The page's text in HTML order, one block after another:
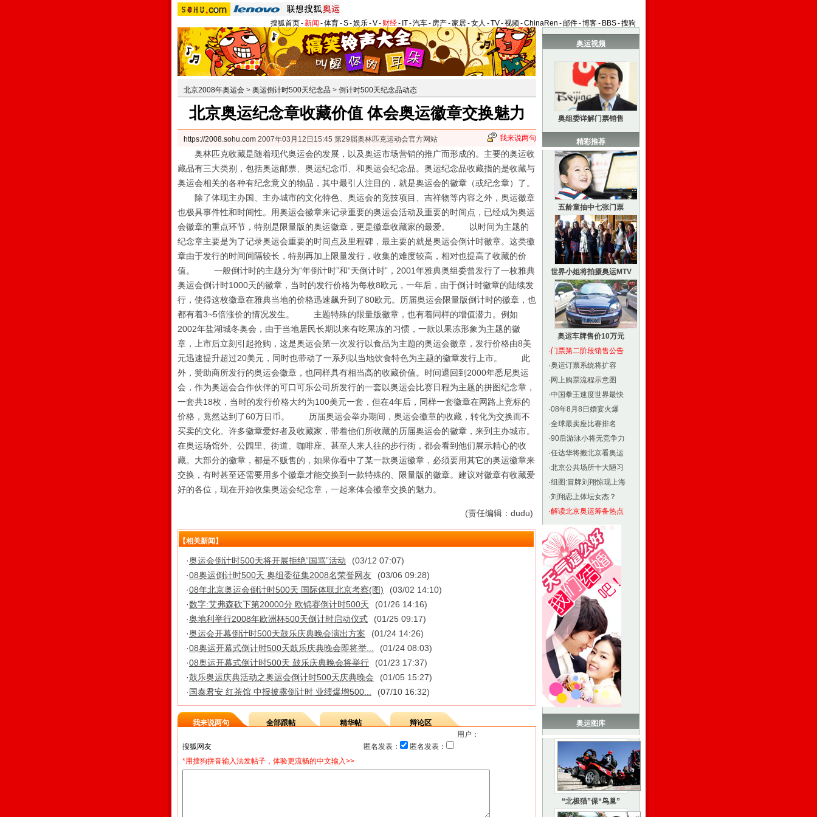
搜狐首页-新闻 -体育-S-娱乐-V- 财经- IT-汽车- 房产-家居-女人 -TV-视频-ChinaRen -邮件-博客- BBS-搜狗
北京2008年奥运会 > 奥运倒计时500天纪念品 > 倒计时500天纪念品动态
北京奥运纪念章收藏价值 体会奥运徽章交换魅力
https://2008.sohu.com 2007年03月12日15:45 第29届奥林匹克运动会官方网站 我来说两句
奥林匹克收藏是随着现代奥运会的发展，以及奥运市场营销的推广而形成的。主要的奥运收
藏品有三大类别，包括奥运邮票、奥运纪念币、和奥运会纪念品。奥运纪念品收藏指的是收藏与
奥运会相关的各种有纪念意义的物品，其中最引人注目的，就是奥运会的徽章（或纪念章）了。
除了体现主办国、主办城市的文化特色、奥运会的竞技项目、吉祥物等内容之外，奥运徽章
也极具事件性和时间性。用奥运会徽章来记录重要的奥运会活动及重要的时间点，已经成为奥运
会徽章的重点环节，特别是限量版的奥运徽章，更是徽章收藏家的最爱。 以时间为主题的
纪念章主要是为了记录奥运会重要的时间点及里程碑，最主要的就是奥运会倒计时徽章。这类徽
章由于发行的时间间隔较长，特别再加上限量发行，收集的难度较高，相对也提高了收藏的价
值。 一般倒计时的主题分为“年倒计时”和“天倒计时”，2001年雅典奥组委曾发行了一枚雅典
奥运会倒计时1000天的徽章，当时的发行价格为每枚8欧元，一年后，由于倒计时徽章的陆续发
行，使得这枚徽章在雅典当地的价格迅速飙升到了80欧元。历届奥运会限量版倒计时的徽章，也
都有着3~5倍涨价的情况发生。 主题特殊的限量版徽章，也有着同样的增值潜力。例如
2002年盐湖城冬奥会，由于当地居民长期以来有吃果冻的习惯，一款以果冻形象为主题的徽
章，上市后立刻引起抢购，这是奥运会第一次发行以食品为主题的奥运会徽章，发行价格由8美
元迅速提升超过20美元，同时也带动了一系列以当地饮食特色为主题的徽章发行上市。 此
外，赞助商所发行的奥运会徽章，也同样具有相当高的收藏价值。时间退回到2000年悉尼奥运
会，作为奥运会合作伙伴的可口可乐公司所发行的一套以奥运会比赛日程为主题的拼图纪念章，
一套共18枚，当时的发行价格大约为100美元一套，但在4年后，同样一套徽章在网路上竞标的
价格，竟然达到了60万日币。 历届奥运会举办期间，奥运会徽章的收藏，转化为交换而不
买卖的文化。许多徽章爱好者及收藏家，带着他们所收藏的历届奥运会的徽章，来到主办城市。
在奥运场馆外、公园里、街道、咖啡座、甚至人来人往的步行街，都会看到他们展示精心的收
藏。大部分的徽章，都是不贩售的，如果你看中了某一款奥运徽章，必须要用其它的奥运徽章来
交换，有时甚至还需要用多个徽章才能交换到一款特殊的、限量版的徽章。建议对徽章有收藏爱
好的各位，现在开始收集奥运会纪念章，一起来体会徽章交换的魅力。
(责任编辑：dudu)
【相关新闻】
·奥运会倒计时500天将开展拒绝“国骂”活动
(03/12 07:07)
·08奥运倒计时500天 奥组委征集2008名荣誉网友
(03/06 09:28)
·08年北京奥运会倒计时500天 国际体联北京考察(图)
(03/02 14:10)
·数字:艾弗森砍下第20000分 欧锦赛倒计时500天
(01/26 14:16)
·奥地利举行2008年欧洲杯500天倒计时启动仪式
(01/25 09:17)
·奥运会开幕倒计时500天鼓乐庆典晚会演出方案
(01/24 14:26)
·08奥运开幕式倒计时500天鼓乐庆典晚会即将举...
(01/24 08:03)
·08奥运开幕式倒计时500天 鼓乐庆典晚会将举行
(01/23 17:37)
·鼓乐奥运庆典活动之奥运会倒计时500天庆典晚会
(01/05 15:27)
· 国泰君安 红茶馆 中报披露倒计时 业绩爆增500... (07/10 16:32)
我来说两句 全部跟帖 精华帖
辩论区
用户：
匿名发表：
匿名发表：
*用搜狗拼音输入法发帖子，体验更流畅的中文输入>>
奥运视频
奥组委详解门票销售
精彩推荐
五龄童抽中七张门票
世界小姐将拍摄奥运MTV
奥运车牌售价10万元
·门票第二阶段销售公告
·奥运订票系统将扩容
· 网上购票流程示意图
·中国拳王速度世界最快
·08年8月8日婚宴火爆
·全球最卖座比赛排名
·90后游泳小将无竞争力
·任达华将搬北京看奥运
·北京公共场所十大陋习
·组图:冒牌刘翔惊现上海
·刘翔恋上体坛女杰？
·解读北京奥运筹备热点
奥运图库
“北极猫”保“鸟巢”